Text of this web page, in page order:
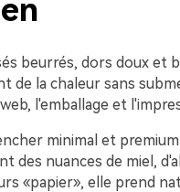
beurrés, dors doux et
de la chaleur sans
l'emballage et
minimal et
des nuances de miel,
«papier», elle prend